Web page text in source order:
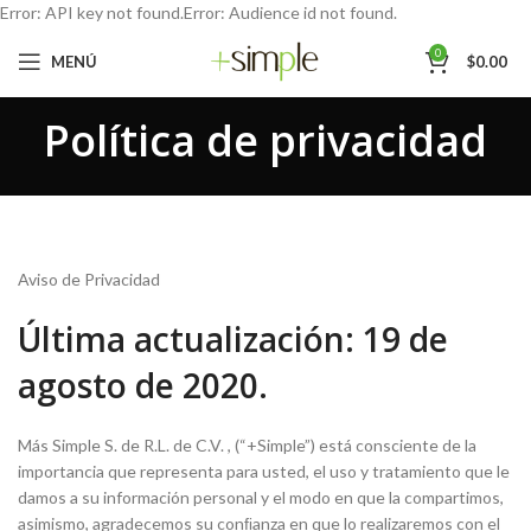
Error: API key not found.Error: Audience id not found.
MENÚ 0 $0.00
Política de privacidad
Aviso de Privacidad
Última actualización: 19 de
agosto de 2020.
Más Simple S. de R.L. de C.V. , (“+Simple”) está consciente de la
importancia que representa para usted, el uso y tratamiento que le
damos a su información personal y el modo en que la compartimos,
asimismo, agradecemos su conﬁanza en que lo realizaremos con el